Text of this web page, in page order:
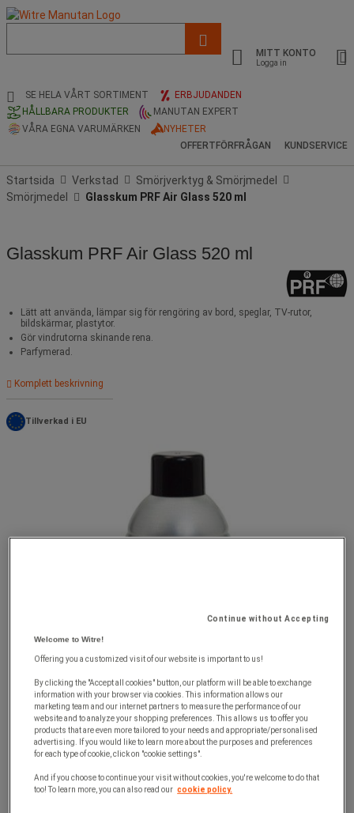
och
sökhistorik
MITT KONTO
Logga in
SE HELA VÅRT SORTIMENT
ERBJUDANDEN
HÅLLBARA PRODUKTER
MANUTAN EXPERT
VÅRA EGNA VARUMÄRKEN
NYHETER
OFFERTFÖRFRÅGAN
KUNDSERVICE
Startsida Verkstad
Smörjverktyg & Smörjmedel
Smörjmedel
Glasskum PRF Air Glass 520 ml
Glasskum PRF Air Glass 520 ml
Lätt att använda, lämpar sig för rengöring av bord, speglar, TV-rutor,
bildskärmar, plastytor.
Gör vindrutorna skinande rena.
Parfymerad.
Komplett beskrivning
Tillverkad i EU
Continue without Accepting
Welcome to Witre!
Offering you a customized visit of our website is important to us!
By clicking the "Accept all cookies" button, our platform will be able to exchange
information with your browser via cookies. This information allows our
marketing team and our internet partners to measure the performance of our
website and to analyze your shopping preferences. This allows us to offer you
products that are even more tailored to your needs and appropriate/personalised
advertising. If you would like to learn more about the purposes and preferences
for each type of cookie, click on "cookie settings".
And if you choose to continue your visit without cookies, you're welcome to do that
too! To learn more, you can also read our cookie policy.